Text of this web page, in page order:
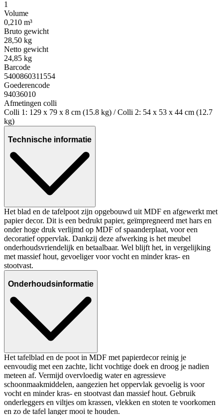
1
Volume
0,210 m³
Bruto gewicht
28,50 kg
Netto gewicht
24,85 kg
Barcode
5400860311554
Goederencode
94036010
Afmetingen colli
Colli 1: 129 x 79 x 8 cm (15.8 kg) / Colli 2: 54 x 53 x 44 cm (12.7
kg)
Technische informatie
Het blad en de tafelpoot zijn opgebouwd uit MDF en afgewerkt met
papier decor. Dit is een bedrukt papier, geïmpregneerd met hars en
onder hoge druk verlijmd op MDF of spaanderplaat, voor een
decoratief oppervlak. Dankzij deze afwerking is het meubel
onderhoudsvriendelijk en betaalbaar. Wel blijft het, in vergelijking
met massief hout, gevoeliger voor vocht en minder kras- en
stootvast.
Onderhoudsinformatie
Het tafelblad en de poot in MDF met papierdecor reinig je
eenvoudig met een zachte, licht vochtige doek en droog je nadien
meteen af. Vermijd overvloedig water en agressieve
schoonmaakmiddelen, aangezien het oppervlak gevoelig is voor
vocht en minder kras- en stootvast dan massief hout. Gebruik
onderleggers en viltjes om krassen, vlekken en stoten te voorkomen
en zo de tafel langer mooi te houden.